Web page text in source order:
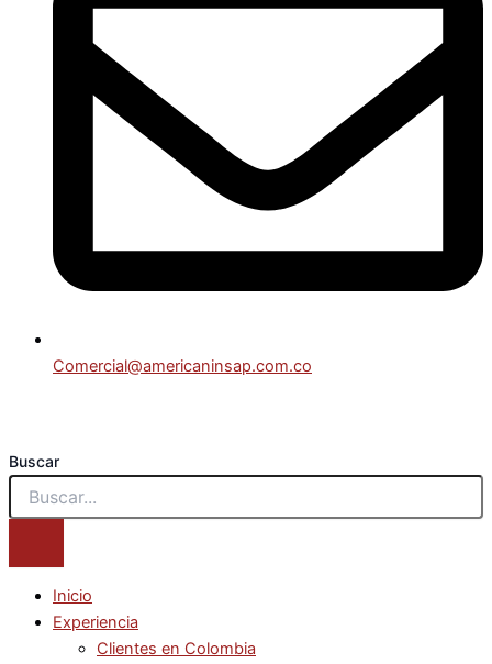
Comercial@americaninsap.com.co
Buscar
Inicio
Experiencia
Clientes en Colombia